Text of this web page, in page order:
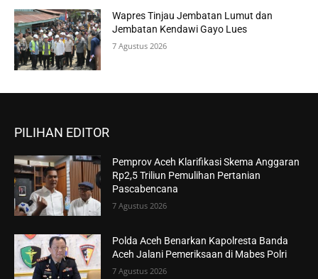
Wapres Tinjau Jembatan Lumut dan
Jembatan Kendawi Gayo Lues
7 Agustus 2026
PILIHAN EDITOR
Pemprov Aceh Klarifikasi Skema Anggaran
Rp2,5 Triliun Pemulihan Pertanian
Pascabencana
7 Agustus 2026
Polda Aceh Benarkan Kapolresta Banda
Aceh Jalani Pemeriksaan di Mabes Polri
7 Agustus 2026